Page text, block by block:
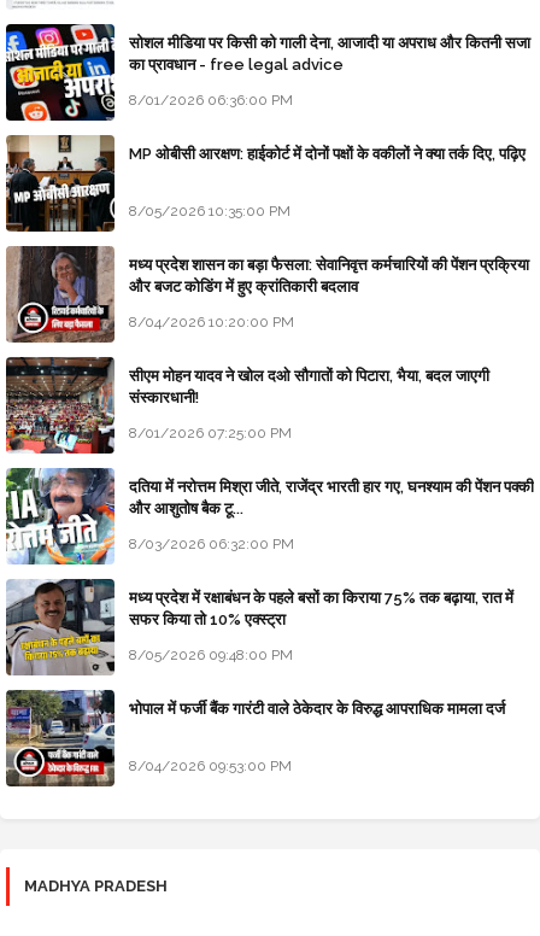
सोशल मीडिया पर किसी को गाली देना, आजादी या अपराध और कितनी सजा
का प्रावधान - free legal advice
8/01/2026 06:36:00 PM
MP ओबीसी आरक्षण: हाईकोर्ट में दोनों पक्षों के वकीलों ने क्या तर्क दिए, पढ़िए
8/05/2026 10:35:00 PM
मध्य प्रदेश शासन का बड़ा फैसला: सेवानिवृत्त कर्मचारियों की पेंशन प्रक्रिया
और बजट कोडिंग में हुए क्रांतिकारी बदलाव
8/04/2026 10:20:00 PM
सीएम मोहन यादव ने खोल दओ सौगातों को पिटारा, भैया, बदल जाएगी
संस्कारधानी!
8/01/2026 07:25:00 PM
दतिया में नरोत्तम मिश्रा जीते, राजेंद्र भारती हार गए, घनश्याम की पेंशन पक्की
और आशुतोष बैक टू...
8/03/2026 06:32:00 PM
मध्य प्रदेश में रक्षाबंधन के पहले बसों का किराया 75% तक बढ़ाया, रात में
सफर किया तो 10% एक्स्ट्रा
8/05/2026 09:48:00 PM
भोपाल में फर्जी बैंक गारंटी वाले ठेकेदार के विरुद्ध आपराधिक मामला दर्ज
8/04/2026 09:53:00 PM
MADHYA PRADESH